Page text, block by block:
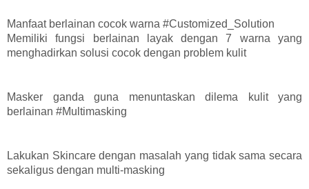
Manfaat berlainan cocok warna #Customized_Solution
Memiliki fungsi berlainan layak dengan 7 warna yang
menghadirkan solusi cocok dengan problem kulit
Masker ganda guna menuntaskan dilema kulit yang
berlainan #Multimasking
Lakukan Skincare dengan masalah yang tidak sama secara
sekaligus dengan multi-masking